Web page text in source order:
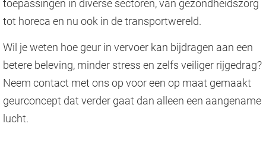
toepassingen in diverse sectoren, van gezondheidszorg
tot horeca en nu ook in de transportwereld.
Wil je weten hoe geur in vervoer kan bijdragen aan een
betere beleving, minder stress en zelfs veiliger rijgedrag?
Neem contact met ons op voor een op maat gemaakt
geurconcept dat verder gaat dan alleen een aangename
lucht.